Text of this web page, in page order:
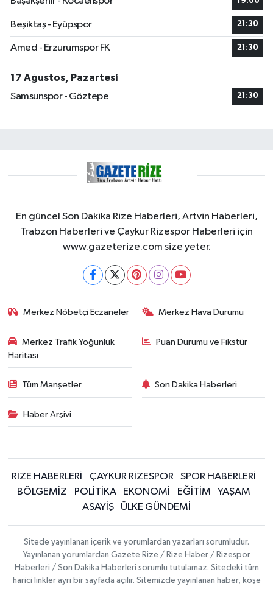
Beşiktaş - Eyüpspor 21:30
Amed - Erzurumspor FK 21:30
17 Ağustos, Pazartesi
Samsunspor - Göztepe
21:30
En güncel Son Dakika Rize Haberleri, Artvin Haberleri,
Trabzon Haberleri ve Çaykur Rizespor Haberleri için
www.gazeterize.com size yeter.
Merkez Nöbetçi Eczaneler Merkez Hava Durumu
Merkez Trafik Yoğunluk
Haritası
Puan Durumu ve Fikstür
Tüm Manşetler Son Dakika Haberleri
Haber Arşivi
RİZE HABERLERİ ÇAYKUR RİZESPOR
SPOR HABERLERİ
BÖLGEMİZ
POLİTİKA EKONOMİ EĞİTİM
YAŞAM
ASAYİŞ
ÜLKE GÜNDEMİ
Sitede yayınlanan içerik ve yorumlardan yazarları sorumludur.
Yayınlanan yorumlardan Gazete Rize / Rize Haber / Rizespor
Haberleri / Son Dakika Haberleri sorumlu tutulamaz. Sitedeki tüm
harici linkler ayrı bir sayfada açılır. Sitemizde yayınlanan haber, köşe